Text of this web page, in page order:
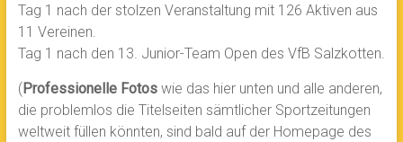
Tag 1 nach der stolzen Veranstaltung mit 126 Aktiven aus
11 Vereinen.
Tag 1 nach den 13. Junior-Team Open des VfB Salzkotten.
( Professionelle Fotoswie das hier unten und alle anderen,
die problemlos die Titelseiten sämtlicher Sportzeitungen
weltweit füllen könnten, sind bald auf der Homepage des